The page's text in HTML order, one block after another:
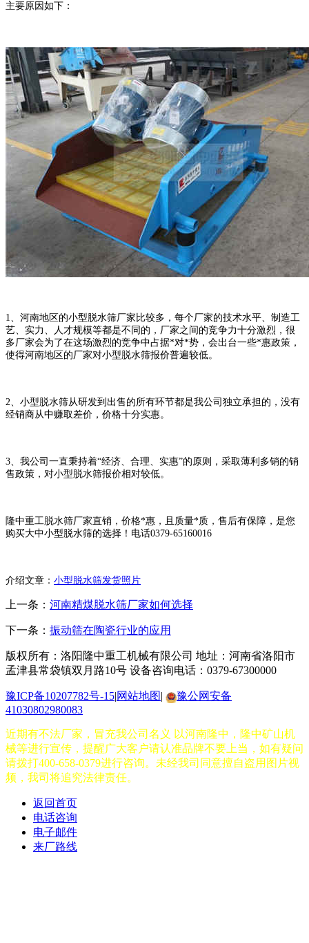
主要原因如下：
1、河南地区的小型脱水筛厂家比较多，每个厂家的技术水平、制造工
艺、实力、人才规模等都是不同的，厂家之间的竞争力十分激烈，很
多厂家会为了在这场激烈的竞争中占据*对*势，会出台一些*惠政策，
使得河南地区的厂家对小型脱水筛报价普遍较低。
2、小型脱水筛从研发到出售的所有环节都是我公司独立承担的，没有
经销商从中赚取差价，价格十分实惠。
3、我公司一直秉持着“经济、合理、实惠”的原则，采取薄利多销的销
售政策，对小型脱水筛报价相对较低。
隆中重工脱水筛厂家直销，价格*惠，且质量*质，售后有保障，是您
购买大中小型脱水筛的选择！电话0379-65160016
介绍文章： 小型脱水筛发货照片
上一条： 河南精煤脱水筛厂家如何选择
下一条： 振动筛在陶瓷行业的应用
版权所有：洛阳隆中重工机械有限公司 地址：河南省洛阳市
孟津县常袋镇双月路10号 设备咨询电话：0379-67300000
豫ICP备10207782号-15|网站地图|
豫公网安备
41030802980083
近期有不法厂家，冒充我公司名义 以河南隆中，隆中矿山机
械等进行宣传，提醒广大客户请认准品牌不要上当，如有疑问
请拨打400-658-0379进行咨询。未经我司同意擅自盗用图片视
频，我司将追究法律责任。
返回首页
电话咨询
电子邮件
来厂路线